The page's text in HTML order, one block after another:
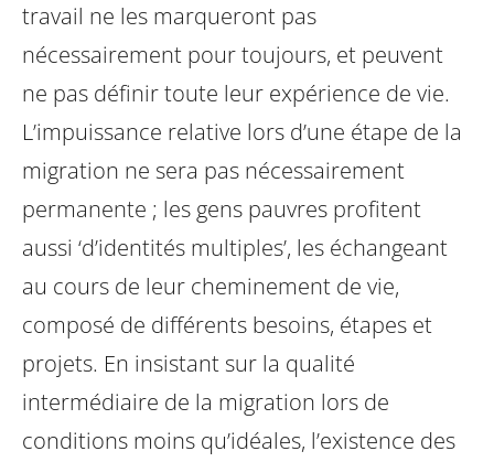
travail ne les marqueront pas
nécessairement pour toujours, et peuvent
ne pas définir toute leur expérience de vie.
L’impuissance relative lors d’une étape de la
migration ne sera pas nécessairement
permanente ; les gens pauvres profitent
aussi ‘d’identités multiples’, les échangeant
au cours de leur cheminement de vie,
composé de différents besoins, étapes et
projets. En insistant sur la qualité
intermédiaire de la migration lors de
conditions moins qu’idéales, l’existence des